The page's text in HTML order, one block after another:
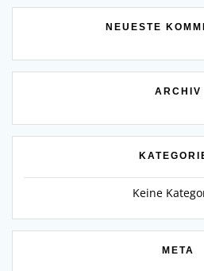
NEUESTE
ARCHIV
Keine
META